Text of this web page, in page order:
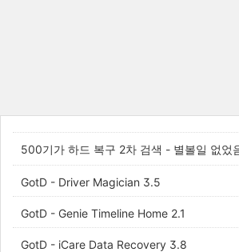
500기가 하드 복구 2차 검색 - 별볼일 없었
GotD - Driver Magician 3.5
GotD - Genie Timeline Home 2.1
GotD - iCare Data Recovery 3.8